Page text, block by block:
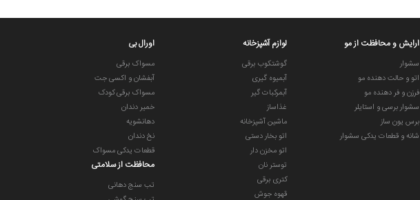
ارایش و محافظت از مو
سشوار
اتو و حالت دهنده مو
فرزن و فر دهنده مو
سشوار برسی و استایلر
برس یون ساز
شانه و قطعات یدکی سشوار
لوازم آشپزخانه
گوشتکوب برقی
آبمیوه گیری
آبمرکبات گیر
غذاساز
ماشین آشپزخانه
اتو بخار دستی
اتو مخزن دار
توستر نان
کتری برقی
قهوه جوش
اورال بی
مسواک برقی
آبفشان و اکسی جت
مسواک برقی کودک
خمیر دندان
دهانشویه
نخ دندان
قطعات یدکی مسواک
محافظت از سلامتی
تب سنج دهانی